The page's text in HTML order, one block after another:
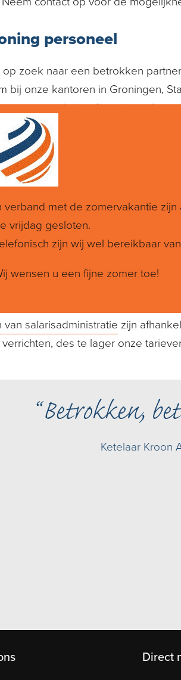
personeel
op zoek naar een betrokken
bij onze kantoren in Groningen,
wensen en behoeften zijn op het
personeel door ons te laten
demonstratie van ons online
Ketelaar Kroon:
zijn échte specialisten op
jaar ervaring met verloning van
alles online! Daarnaast hebben wij
rondom CAO’s. Zo weten
70 jaar ervaring op het gebied
van salarisadministratie zijn
des te lager onze
Betrokken,
Ketelaar Kroon
Direct
verband met de zomervakantie
vrijdag gesloten.
zijn wij wel bereikbaar
wensen u een fijne zomer toe!